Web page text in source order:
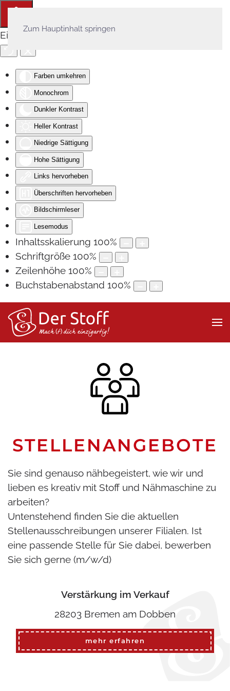
Eingabehilfen öffnen
Farben umkehren
Monochrom
Dunkler Kontrast
Heller Kontrast
Niedrige Sättigung
Hohe Sättigung
Links hervorheben
Überschriften hervorheben
Bildschirmleser
Lesemodus
Inhaltsskalierung 100%
Schriftgröße 100%
Zeilenhöhe 100%
Buchstabenabstand 100%
Zum Hauptinhalt springen
STELLEN­ANGEBOTE
Sie sind genauso nähbegeistert, wie wir und
lieben es kreativ mit Stoff und Nähmaschine zu
arbeiten?
Untenstehend finden Sie die aktuellen
Stellenausschreibungen unserer Filialen. Ist
eine passende Stelle für Sie dabei, bewerben
Sie sich gerne (m/w/d)
Verstärkung im Verkauf
28203 Bremen am Dobben
mehr erfahren